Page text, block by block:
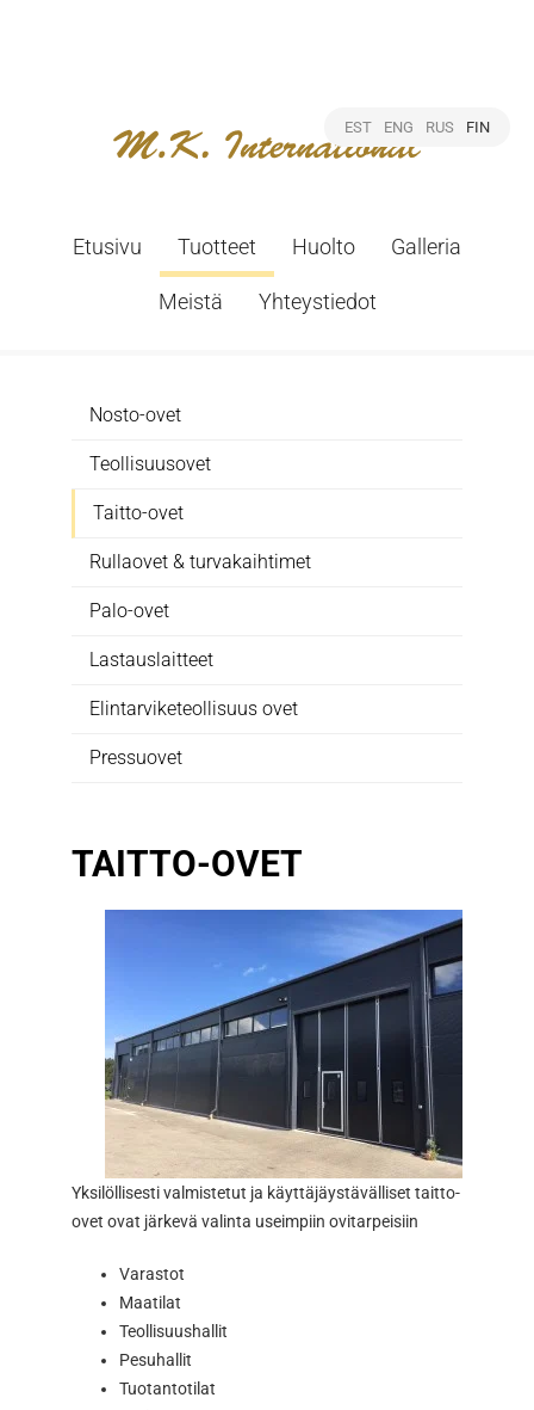
EST ENG RUS FIN
Etusivu Tuotteet Huolto Galleria
Meistä Yhteystiedot
Nosto-ovet
Teollisuusovet
Taitto-ovet
Rullaovet & turvakaihtimet
Palo-ovet
Lastauslaitteet
Elintarviketeollisuus ovet
Pressuovet
TAITTO-OVET
Yksilöllisesti valmistetut ja käyttäjäystävälliset taitto-
ovet ovat järkevä valinta useimpiin ovitarpeisiin
Varastot
Maatilat
Teollisuushallit
Pesuhallit
Tuotantotilat